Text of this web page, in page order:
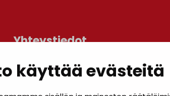
käyttää evästeitä
Yhteystiedot
Janakkalan kunta